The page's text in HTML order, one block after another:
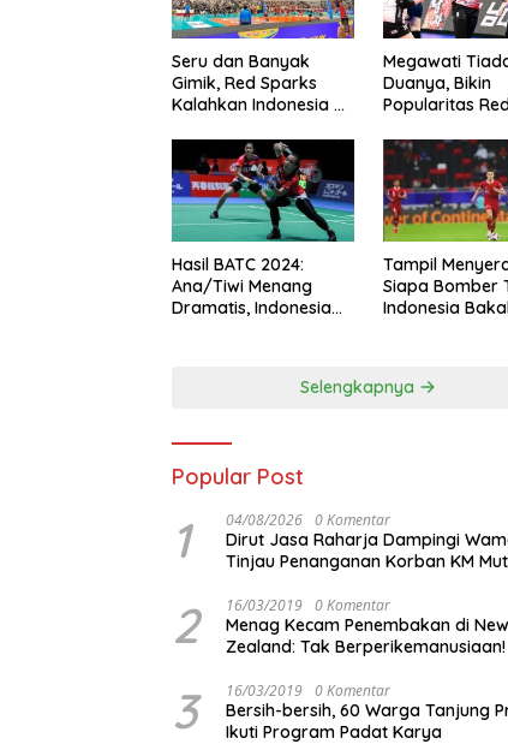
Seru dan Banyak
Gimik, Red Sparks
Kalahkan Indonesia All
Megawati
Duanya, Bikin
Popularitas
Hasil BATC 2024:
Ana/Tiwi Menang
Dramatis, Indonesia
Tampil
Siapa Bomber
Indonesia
Selengkapnya
Popular Post
1 04/08/2026 0 Komentar
Dirut Jasa Raharja Dampingi
Tinjau Penanganan Korban KM
2 16/03/2019 0 Komentar
Menag Kecam Penembakan di New
Zealand: Tak Berperikemanusiaan!
3 16/03/2019 0 Komentar
Bersih-bersih, 60 Warga Tanjung
Ikuti Program Padat Karya